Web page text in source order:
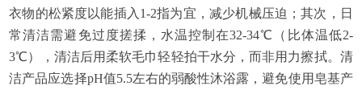
衣物的松紧度以能插入1-2指为宜，减少机械压迫；其次，日
常清洁需避免过度搓揉，水温控制在32-34℃（比体温低2-
3℃），清洁后用柔软毛巾轻轻拍干水分，而非用力擦拭。清
洁产品应选择pH值5.5左右的弱酸性沐浴露，避免使用皂基产